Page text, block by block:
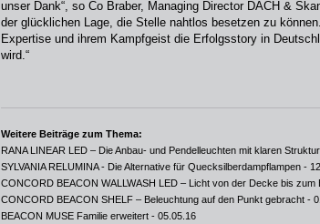
unser Dank“, so Co Braber, Managing Director DACH &
der glücklichen Lage, die Stelle nahtlos besetzen zu
Expertise und ihrem Kampfgeist die Erfolgsstory in
wird.“
Weitere Beiträge zum Thema:
RANA LINEAR LED – Die Anbau- und Pendelleuchten mit klaren
SYLVANIA RELUMINA - Die Alternative für Quecksilberdampflampen -
CONCORD BEACON WALLWASH LED – Licht von der Decke bis zum
CONCORD BEACON SHELF – Beleuchtung auf den Punkt gebracht -
BEACON MUSE Familie erweitert - 05.05.16